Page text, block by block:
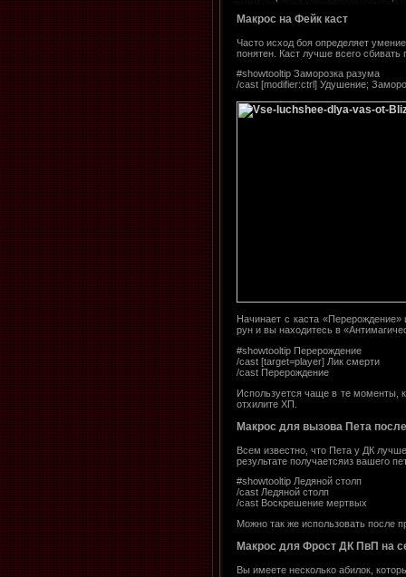
Макрос на Фейк каст
Часто исход боя определяет
понятен. Каст лучше всего сбивать
#showtooltip Заморозка разума
/cast [modifier:ctrl] Удушение;
Начинает с каста
рун и вы находитесь в
#showtooltip Перерождение
/cast [target=player] Лик смерти
/cast Перерождение
Используется чаще в те моменты,
отхилите ХП.
Макрос для вызова Пета
Всем известно, что Пета у ДК
результате получаетсяиз вашего
#showtooltip Ледяной столп
/cast Ледяной столп
/cast Воскрешение мертвых
Можно так же использовать после
Макрос для Фрост ДК ПвП на
Вы имеете несколько абилок,